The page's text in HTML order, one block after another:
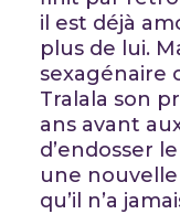
il est déjà
plus de lui.
sexagénaire
Tralala son
ans avant
d’endosser
une
qu’il n’a